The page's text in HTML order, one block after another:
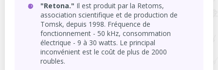
"Retona." Il est produit par la Retoms,
association scientifique et de production de
Tomsk, depuis 1998. Fréquence de
fonctionnement - 50 kHz, consommation
électrique - 9 à 30 watts. Le principal
inconvénient est le coût de plus de 2000
roubles.